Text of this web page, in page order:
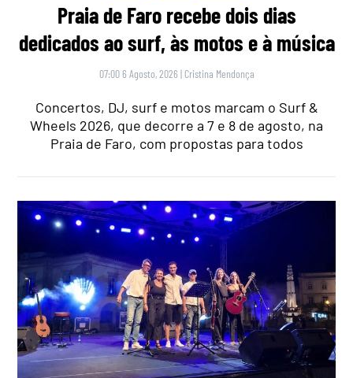
Praia de Faro recebe dois dias
dedicados ao surf, às motos e à música
07:00 6 Agosto, 2026 | Cristina Mendonça
Concertos, DJ, surf e motos marcam o Surf &
Wheels 2026, que decorre a 7 e 8 de agosto, na
Praia de Faro, com propostas para todos